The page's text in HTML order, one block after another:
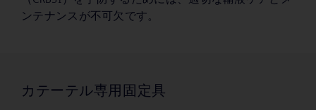
ンテナンスが不可欠です。
カテーテル専用固定具